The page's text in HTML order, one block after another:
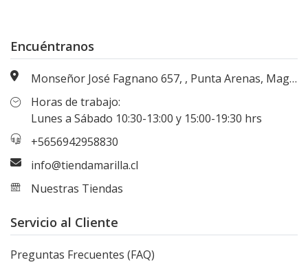
Encuéntranos
Monseñor José Fagnano 657, , Punta Arenas, Magallanes, Chile
Horas de trabajo:
Lunes a Sábado 10:30-13:00 y 15:00-19:30 hrs
+5656942958830
info@tiendamarilla.cl
Nuestras Tiendas
Servicio al Cliente
Preguntas Frecuentes (FAQ)